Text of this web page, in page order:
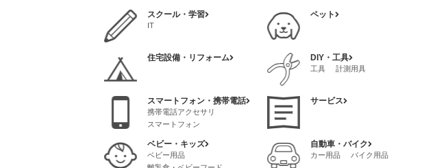
スクール・学習
IT
ペット
住宅設備・リフォーム DIY・工具
工具 計測用具
スマートフォン・携帯電話
携帯電話アクセサリ
スマートフォン
サービス
ベビー・キッズ
ベビー用品
自動車・バイク
カー用品 バイク用品